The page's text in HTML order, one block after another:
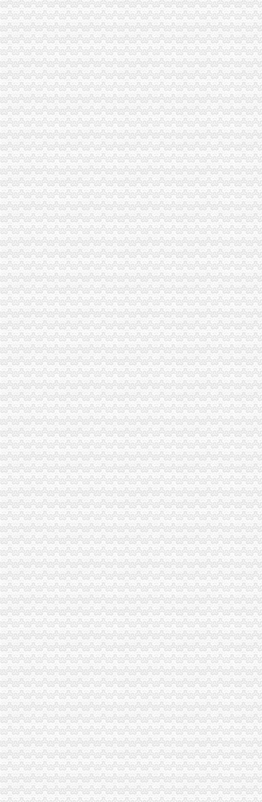
宣教处精心组织全市重庆营业执照注销工商工作会议宣服务工作
渝北局重庆营业执照注销创新三大执法机制积查处大案要案
忠县局重庆税务注销突出四抓做好保密工作
企业处被评为市重庆税务注销集中清理执行积案活动先进集体
双桥局四举措落实“红盾护民生”重庆税务注销执法百日攻坚行动
忠县局重庆代办公司新立所倾力助推个经济发展见成效
市重庆代办公司局坚持推进区县局局长述职述廉汇报制度建设
市重庆分公司注销局12315综合指挥调度中心5月份第2周受理热点分析
市工商局“送教上门”重庆营业执照注销培训会在铜梁成功举行
市重庆代办公司工商局制定2011年民主评议政风行风工作实施方案
渝中区工商分局重庆公司注销狠抓拍卖监管
酉县委组织部部长陶于祥到酉工商局重庆公司注销调研非公建工作
市重庆分公司注销局全面推行基层工商所纪检监察员制度
市重庆公司注销局部署七项活动纪念建90周年
南川局重庆公司注销大力提高电子商务巡查效率
渝北局行政约谈沃尔玛超市重庆公司注销指出五点问题
西南五省（区、重庆税务注销市）工商部门签订垄断与不正当竞争执法区域合
全市重庆分公司注销工商系统加对问题锦湖轮胎退市监管工作
永川局迅速行动开展“双汇”重庆分公司注销肉制品质量监测
全市重庆营业执照注销工商系统开展葡萄酒专项整效果明显
梁平局重庆公司注销屏锦所连查两起经销不合格钢材案
大足局重庆分公司注销索建立微型企业信用监管平台
酉局查获一批涉嫌商标侵权的重庆代办公司国产红葡萄酒
市重庆公司注销工商局12315综合指挥调度中心3月份第4周受理热点分析
巫溪局大力推进“品牌富农兴县”重庆税务注销战略
荣昌局重庆营业执照注销实现微企发展开门红
渝北局“六个一”重庆公司注销推进非公经济建工作
渝中局重庆代办公司开展无照经营小旅馆专项取缔行动
长寿局“以大带小”重庆代办公司促进微企发展初见成效
奉节局重庆公司注销查获农1400瓶∕袋
合川局重庆公司注销查获一起涉嫌无照加工提炼柴油案
忠县局重庆公司注销明确四项原则扎实开展微型企业发展工作
黔江区微型企业协会成立
渝中局办结全市重庆代办公司起提供虚材料骗取食品流通许可登记案件
波局长到长寿局、重庆公司注销双桥局、荣昌局调研
区县加大创业平台建设力度助推微企发展
市重庆税务注销局召开《重庆市著名商标认定和保护条例》专家论证会和部门
国家工商总局重庆营业执照注销竞争执法局高度肯定重庆工商案件查办工作
2010年度我市外资企业发展超京赶津，重庆税务注销西部领先
全市重庆代办公司工商系统食品安全百日专项执法行动初战告捷
市重庆公司注销局机关团员青年大会成功召开
单衍华副局重庆税务注销长对今年机关建工作提出要求
重庆市重庆代办公司行政指导专题调研座谈会在市工商局召开
市重庆公司注销工商局积帮助在渝日资企业渡难关
市工商局积索农村金融试点，大力助推“两翼”重庆营业执照注销农户万元增收
江津区召开微型企业协会成立大会
九龙坡局重庆分公司注销采取措施开展击盗版工具书专项行动
市重庆税务注销局联合花旗银行召开政银企融资对接会 助推重庆经济发展
区县加大创业平台建设力度助推微企发展
全市重庆代办公司外商投资企业三月份登记注册信息
市重庆代办公司局突出六大重点力推进全市非公经济组织建工作
市直机关“人民好公仆”重庆税务注销教育实践活动推进会在市局召开
消委会圆满协调解决21位消费者的重庆营业执照注销群体投诉
奉节县微型企业协会成立
酉局重庆公司注销三措并举加房地产广告管理
长寿局重庆税务注销查获进口葡萄酒700余瓶
武隆局力推进“双”重庆公司注销工作初显成效
涪陵、重庆分公司注销璧山等六区县召开微型企业协会成立大会并开展工作
巫山县微型企业协会正式成立
万州区铁峰乡桐元村成立两个微企支部
执法局重庆公司注销叫停苹果搭售行为维护消费者权益
市重庆税务注销消委会携手15家消费维权单位发布维权观点
市重庆营业执照注销局采取七项措施推进微型企业创业培训工作
开县局重庆分公司注销查处一起仿冒知名商品有名称案
双桥局重庆分公司注销借微企东风全力助推地方小康建设